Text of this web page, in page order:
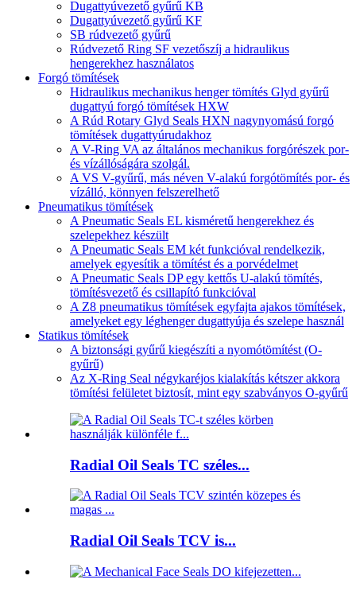
Dugattyúvezető gyűrű KB
Dugattyúvezető gyűrű KF
SB rúdvezető gyűrű
Rúdvezető Ring SF vezetőszíj a hidraulikus
hengerekhez használatos
Forgó tömítések
Hidraulikus mechanikus henger tömítés Glyd gyűrű
dugattyú forgó tömítések HXW
A Rúd Rotary Glyd Seals HXN nagynyomású forgó
tömítések dugattyúrudakhoz
A V-Ring VA az általános mechanikus forgórészek por-
és vízállóságára szolgál.
A VS V-gyűrű, más néven V-alakú forgótömítés por- és
vízálló, könnyen felszerelhető
Pneumatikus tömítések
A Pneumatic Seals EL kisméretű hengerekhez és
szelepekhez készült
A Pneumatic Seals EM két funkcióval rendelkezik,
amelyek egyesítik a tömítést és a porvédelmet
A Pneumatic Seals DP egy kettős U-alakú tömítés,
tömítésvezető és csillapító funkcióval
A Z8 pneumatikus tömítések egyfajta ajakos tömítések,
amelyeket egy léghenger dugattyúja és szelepe használ
Statikus tömítések
A biztonsági gyűrű kiegészíti a nyomótömítést (O-
gyűrű)
Az X-Ring Seal négykaréjos kialakítás kétszer akkora
tömítési felületet biztosít, mint egy szabványos O-gyűrű
Radial Oil Seals TC széles...
Radial Oil Seals TCV is...